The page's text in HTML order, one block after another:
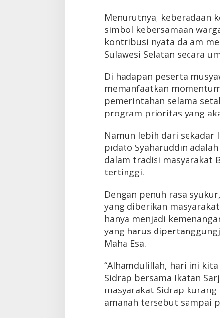
Menurutnya, keberadaan
simbol kebersamaan
kontribusi nyata dalam
Sulawesi Selatan secara
Di hadapan peserta
memanfaatkan
pemerintahan selama
program prioritas yang
Namun lebih dari sekadar
pidato Syaharuddin
dalam tradisi masyarakat
tertinggi.
Dengan penuh rasa
yang diberikan
hanya menjadi
yang harus
Maha Esa.
“Alhamdulillah, hari ini kita
Sidrap bersama Ikatan
masyarakat Sidrap
amanah tersebut sampai